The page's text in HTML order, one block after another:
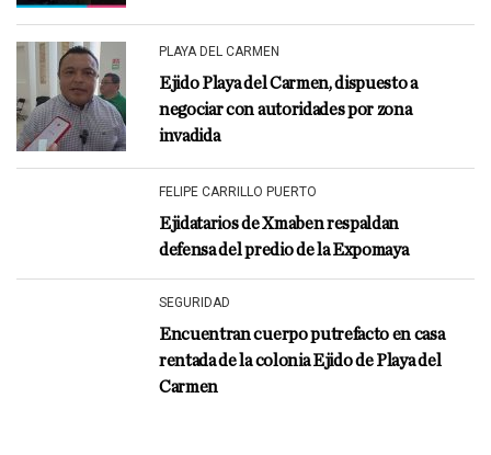
PLAYA DEL CARMEN
Ejido Playa del Carmen, dispuesto a
negociar con autoridades por zona
invadida
FELIPE CARRILLO PUERTO
Ejidatarios de Xmaben respaldan
defensa del predio de la Expomaya
SEGURIDAD
Encuentran cuerpo putrefacto en casa
rentada de la colonia Ejido de Playa del
Carmen